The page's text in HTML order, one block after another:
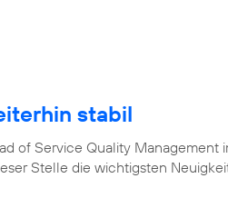
stabil
of Service Quality Management
Stelle die wichtigsten